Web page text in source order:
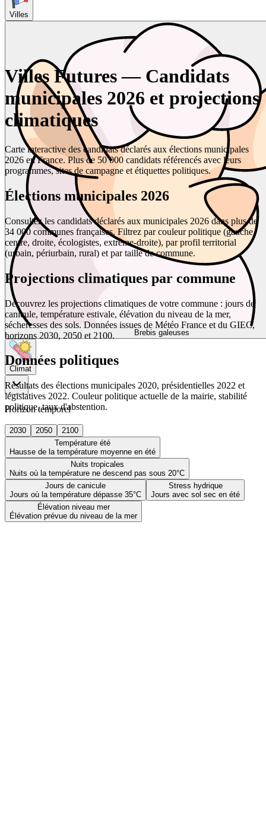
Villes
Brebis galeuses
Climat
Horizon temporel
2030 2050
2100
Température été
Hausse de la température moyenne en été
Nuits tropicales
Nuits où la température ne descend pas sous 20°C
Jours de canicule
Jours où la température dépasse 35°C
Stress hydrique
Jours avec sol sec en été
Élévation niveau mer
Élévation prévue du niveau de la mer
Villes Futures — Candidats
municipales 2026 et projections
climatiques
Carte interactive des candidats déclarés aux élections municipales
2026 en France. Plus de 50 000 candidats référencés avec leurs
programmes, sites de campagne et étiquettes politiques.
Élections municipales 2026
Consultez les candidats déclarés aux municipales 2026 dans plus de
34 000 communes françaises. Filtrez par couleur politique (gauche,
centre, droite, écologistes, extrême-droite), par profil territorial
(urbain, périurbain, rural) et par taille de commune.
Projections climatiques par commune
Découvrez les projections climatiques de votre commune : jours de
canicule, température estivale, élévation du niveau de la mer,
sécheresses des sols. Données issues de Météo France et du GIEC,
horizons 2030, 2050 et 2100.
Données politiques
Résultats des élections municipales 2020, présidentielles 2022 et
législatives 2022. Couleur politique actuelle de la mairie, stabilité
politique, taux d'abstention.